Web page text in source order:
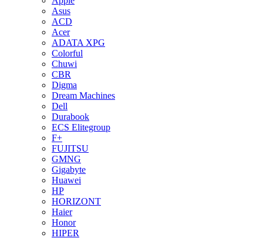
Asus
ACD
Acer
ADATA XPG
Colorful
Chuwi
CBR
Digma
Dream Machines
Dell
Durabook
ECS Elitegroup
F+
FUJITSU
GMNG
Gigabyte
Huawei
HP
HORIZONT
Haier
Honor
HIPER